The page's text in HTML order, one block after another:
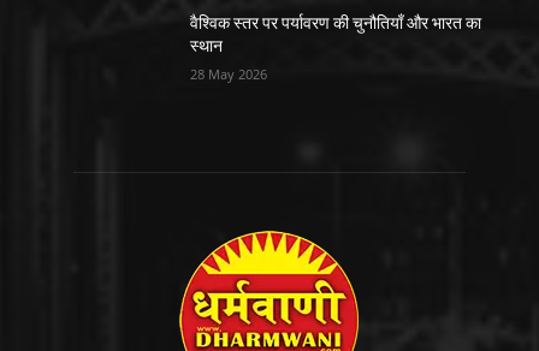
वैश्विक स्तर पर पर्यावरण की चुनौतियाँ और भारत का
स्थान
28 May 2026